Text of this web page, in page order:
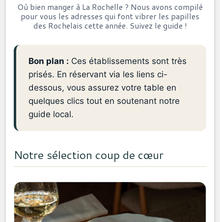
Où bien manger à La Rochelle ? Nous avons compilé
pour vous les adresses qui font vibrer les papilles
des Rochelais cette année. Suivez le guide !
Bon plan : Ces établissements sont très
prisés. En réservant via les liens ci-
dessous, vous assurez votre table en
quelques clics tout en soutenant notre
guide local.
Notre sélection coup de cœur